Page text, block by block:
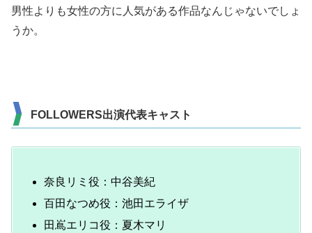
男性よりも女性の方に人気がある作品なんじゃないでしょ
うか。
FOLLOWERS出演代表キャスト
奈良リミ役：中谷美紀
百田なつめ役：池田エライザ
田嶌エリコ役：夏木マリ